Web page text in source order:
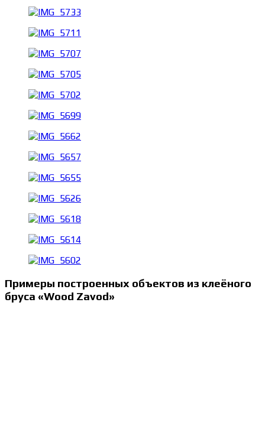
Примеры построенных объектов из клеёного
бруса «Wood Zavod»